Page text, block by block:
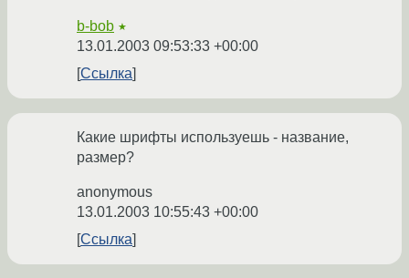
b-bob ★
13.01.2003 09:53:33 +00:00
Ссылка
Какие шрифты используешь - название,
размер?
anonymous
13.01.2003 10:55:43 +00:00
Ссылка